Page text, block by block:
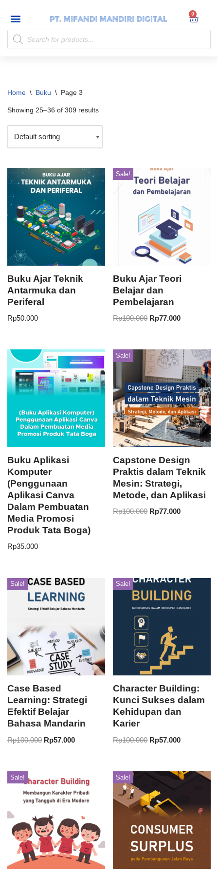
content
Home \ Buku \ Page 3
Showing 25–36 of 309 results
Buku Ajar Teknik
Antarmuka dan
Periferal
Rp50.000
Sale!
Buku Ajar Teori
Belajar dan
Pembelajaran
Rp100.000 Rp77.000
Buku Aplikasi
Komputer
(Penggunaan
Aplikasi Canva
Dalam Pembuatan
Media Promosi
Produk Tata Boga)
Rp35.000
Sale!
Capstone Design
Praktis dalam Teknik
Mesin: Strategi,
Metode, dan Aplikasi
Rp100.000 Rp77.000
Sale!
Case Based
Learning: Strategi
Efektif Belajar
Bahasa Mandarin
Rp100.000 Rp57.000
Sale!
Character Building:
Kunci Sukses dalam
Kehidupan dan
Karier
Rp100.000 Rp57.000
Sale! Sale!